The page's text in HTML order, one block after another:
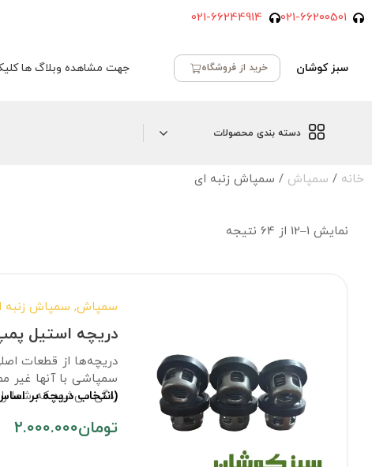
021-66200501
021-66244914
سبز کوشان خرید از فروشگاه جهت مشاهده وبلاگ ها
دسته بندی محصولات
خانه / سمپاش / سمپاش زنبه ای
نمایش 1–12 از 64 نتیجه
سمپاش, سمپاش زنبه
دریچه استیل پمپ
دریچه‌ها از قطعات
سمپاشی با آنها غیر
زدگی می‌شود که شما
(انتخاب دریچه بر
تومان2.000.000